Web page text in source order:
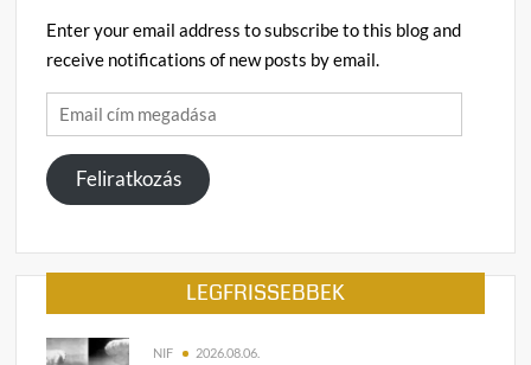
Enter your email address to subscribe to this blog and
receive notifications of new posts by email.
Email
cím
megadása
Feliratkozás
LEGFRISSEBBEK
NIF 2026.08.06.